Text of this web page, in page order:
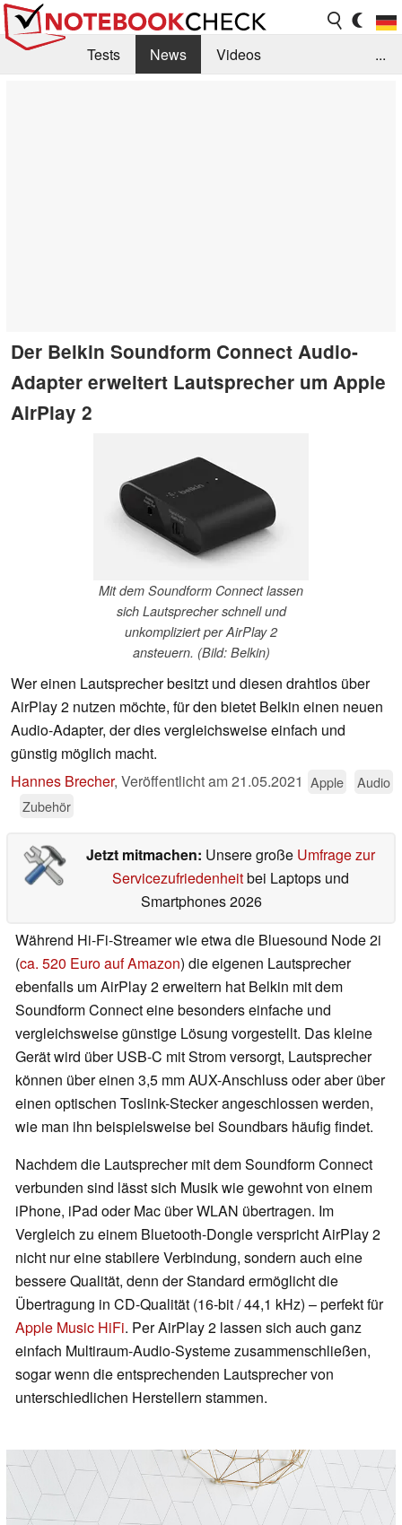
Tests News
Videos
...
Der Belkin Soundform Connect Audio-
Adapter erweitert Lautsprecher um Apple
AirPlay 2
Mit dem Soundform Connect lassen
sich Lautsprecher schnell und
unkompliziert per AirPlay 2
ansteuern. (Bild: Belkin)
Wer einen Lautsprecher besitzt und diesen drahtlos über
AirPlay 2 nutzen möchte, für den bietet Belkin einen neuen
Audio-Adapter, der dies vergleichsweise einfach und
günstig möglich macht.
Hannes Brecher, Veröffentlicht am21.05.2021 Apple
Audio
Zubehör
Jetzt mitmachen: Unsere große Umfrage zur
Servicezufriedenheitbei Laptops und
Smartphones 2026
Während Hi-Fi-Streamer wie etwa die Bluesound Node 2i
(ca. 520 Euro auf Amazon) die eigenen Lautsprecher
ebenfalls um AirPlay 2 erweitern hat Belkin mit dem
Soundform Connect eine besonders einfache und
vergleichsweise günstige Lösung vorgestellt. Das kleine
Gerät wird über USB-C mit Strom versorgt, Lautsprecher
können über einen 3,5 mm AUX-Anschluss oder aber über
einen optischen Toslink-Stecker angeschlossen werden,
wie man ihn beispielsweise bei Soundbars häufig findet.
Nachdem die Lautsprecher mit dem Soundform Connect
verbunden sind lässt sich Musik wie gewohnt von einem
iPhone, iPad oder Mac über WLAN übertragen. Im
Vergleich zu einem Bluetooth-Dongle verspricht AirPlay 2
nicht nur eine stabilere Verbindung, sondern auch eine
bessere Qualität, denn der Standard ermöglicht die
Übertragung in CD-Qualität (16-bit / 44,1 kHz) – perfekt für
Apple Music HiFi. Per AirPlay 2 lassen sich auch ganz
einfach Multiraum-Audio-Systeme zusammenschließen,
sogar wenn die entsprechenden Lautsprecher von
unterschiedlichen Herstellern stammen.